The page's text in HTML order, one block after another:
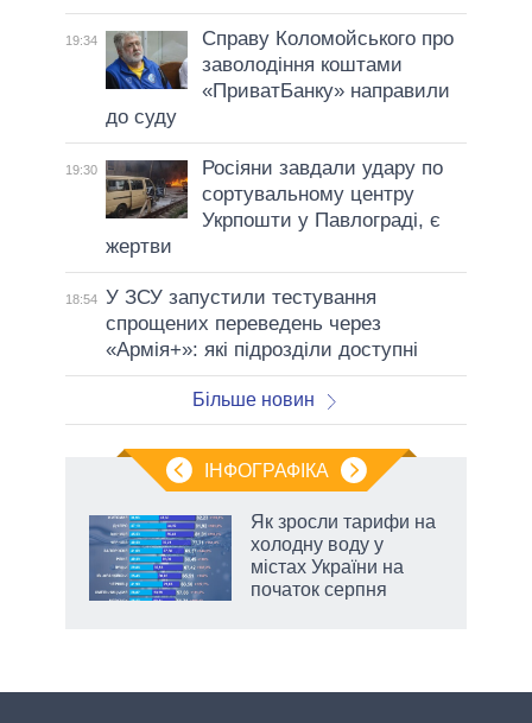
19:34
Справу Коломойського про
заволодіння коштами
«ПриватБанку» направили
до суду
19:30
Росіяни завдали удару по
сортувальному центру
Укрпошти у Павлограді, є
жертви
18:54 У ЗСУ запустили тестування
спрощених переведень через
«Армія+»: які підрозділи доступні
Більше новин
ІНФОГРАФІКА
Як зросли тарифи на
холодну воду у
містах України на
початок серпня